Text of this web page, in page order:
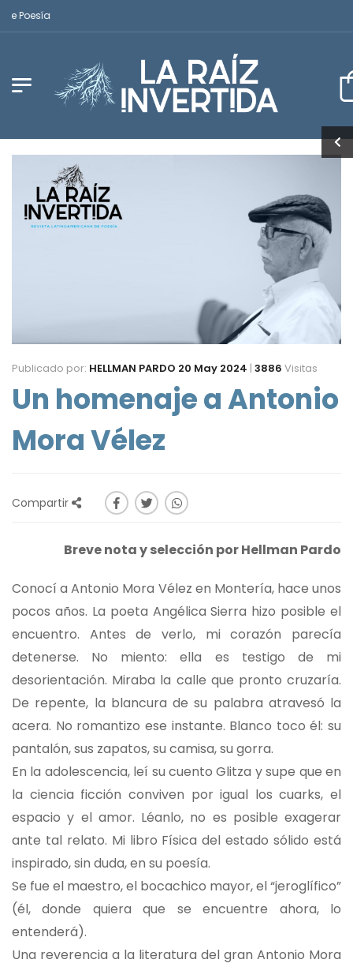
Publicado por: HELLMAN PARDO 20 May 2024 | 3886 Visitas
Un homenaje a Antonio
Mora Vélez
Compartir
Breve nota y selección por Hellman Pardo
Conocí a Antonio Mora Vélez en Montería, hace unos
pocos años. La poeta Angélica Sierra hizo posible el
encuentro. Antes de verlo, mi corazón parecía
detenerse. No miento: ella es testigo de mi
desorientación. Miraba la calle que pronto cruzaría.
De repente, la blancura de su palabra atravesó la
acera. No romantizo ese instante. Blanco toco él: su
pantalón, sus zapatos, su camisa, su gorra.
En la adolescencia, leí su cuento Glitza y supe que en
la ciencia ficción conviven por igual los cuarks, el
espacio y el amor. Léanlo, no es posible exagerar
ante tal relato. Mi libro Física del estado sólido está
inspirado, sin duda, en su poesía.
Se fue el maestro, el bocachico mayor, el “jeroglífico”
(él, donde quiera que se encuentre ahora, lo
entenderá).
Una reverencia a la literatura del gran Antonio Mora